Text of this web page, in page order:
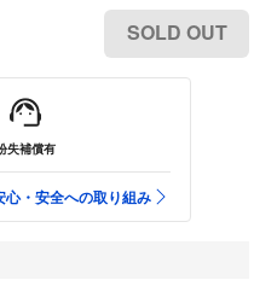
SOLD OUT
失補償有
心・安全への取り組み